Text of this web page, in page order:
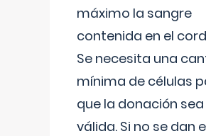
máximo la sangre
contenida en el
Se necesita una
mínima de células
que la donación sea
válida. Si no se dan